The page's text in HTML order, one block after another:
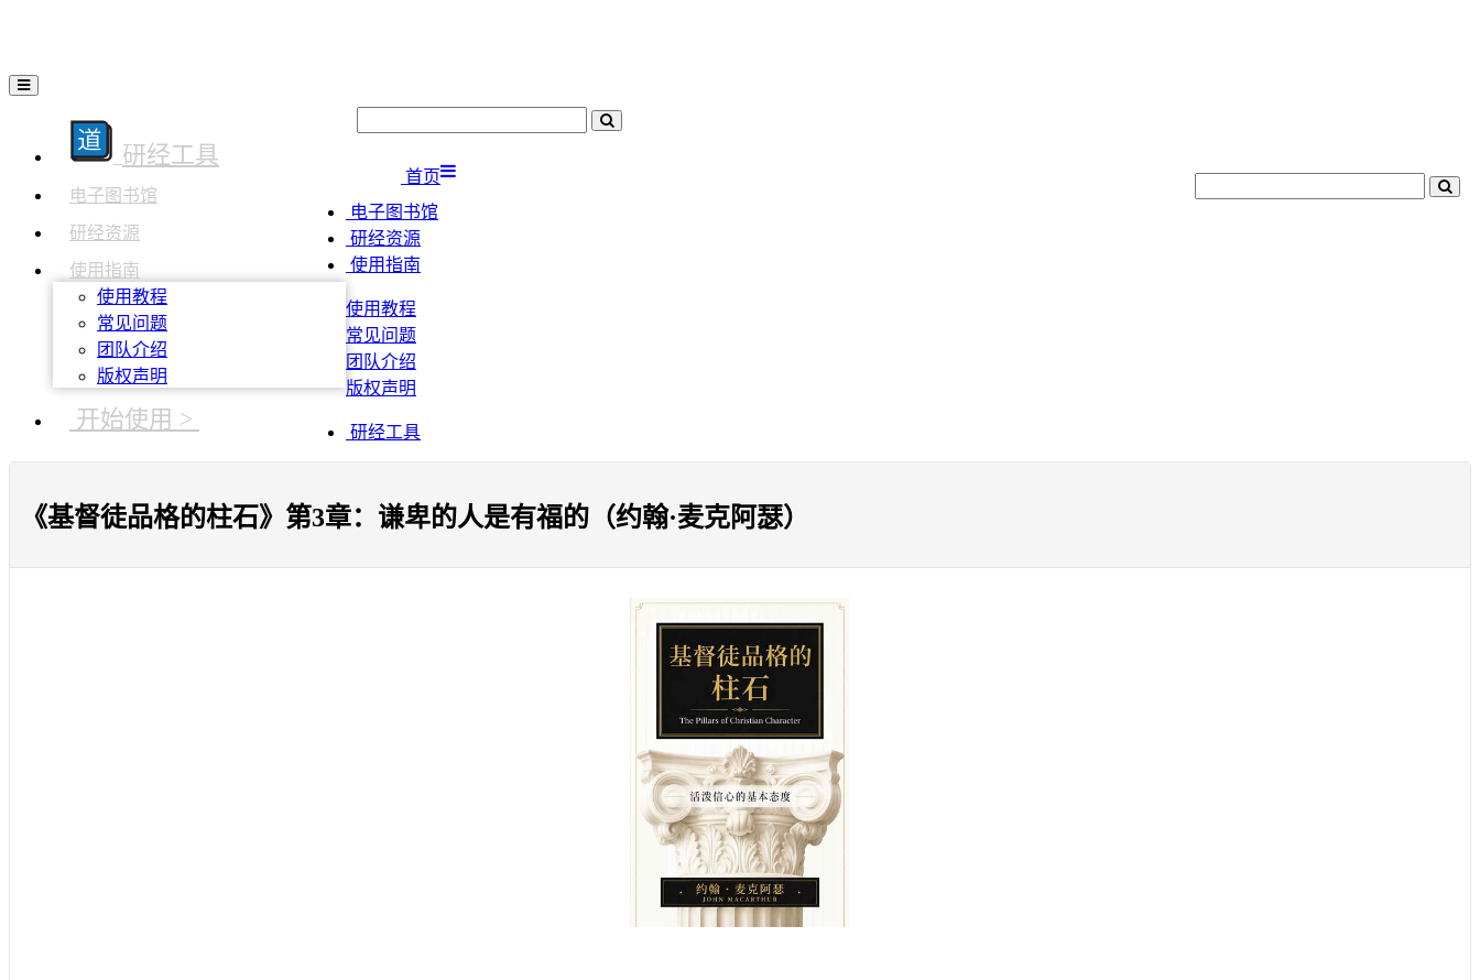
研经工具
电子图书馆
研经资源
使用指南
使用教程
常见问题
团队介绍
版权声明
开始使用 >
首页
电子图书馆
研经资源
使用指南
使用教程
常见问题
团队介绍
版权声明
研经工具
《基督徒品格的柱石》第3章：谦卑的人是有福的（约翰·麦克阿瑟）